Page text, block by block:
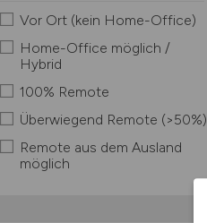
Vor Ort (kein Home-Office)
Home-Office möglich /
Hybrid
100% Remote
Überwiegend Remote (>50%)
Remote aus dem Ausland
möglich